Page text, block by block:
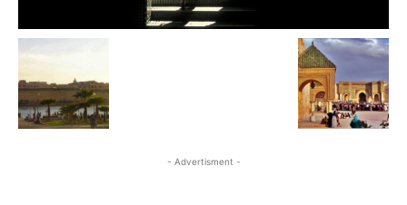
- Advertisment -